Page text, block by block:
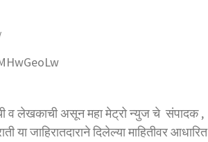
व लेखकाची असून महा मेट्रो न्युज चे संपादक ,
जाहिरातदाराने दिलेल्या माहितीवर आधारित